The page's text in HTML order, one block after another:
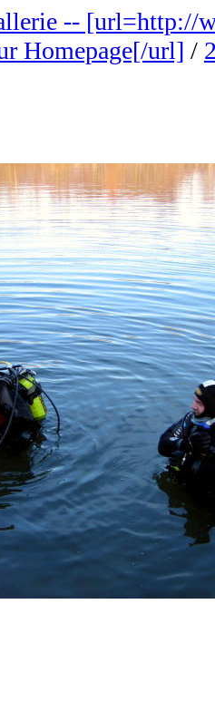
-- [url=http://
Homepage[/url] /